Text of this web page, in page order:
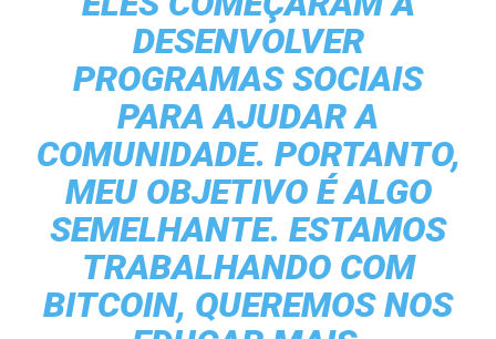
DESENVOLVER
PROGRAMAS SOCIAIS
PARA AJUDAR A
COMUNIDADE. PORTANTO,
MEU OBJETIVO É ALGO
SEMELHANTE. ESTAMOS
TRABALHANDO COM
BITCOIN, QUEREMOS NOS